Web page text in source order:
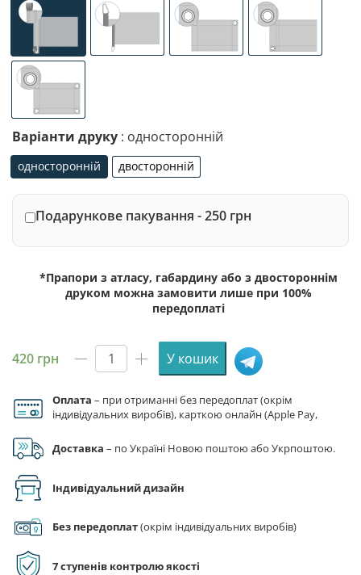
Варіанти друку : односторонній
односторонній
односторонній
двосторонній
двосторонній
Подарункове пакування - 250 грн
*Прапори з атласу, габардину або з двостороннім
друком можна замовити лише при 100%
передоплаті
420 грн
Прапор
кількість
У кошик
Оплата – при отриманні без передоплат (окрім
індивідуальних виробів), карткою онлайн (Apple Pay,
Доставка – по Україні Новою поштою або Укрпоштою.
Індивідуальний дизайн
Без передоплат(окрім індивідуальних виробів)
7 ступенів контролю якості